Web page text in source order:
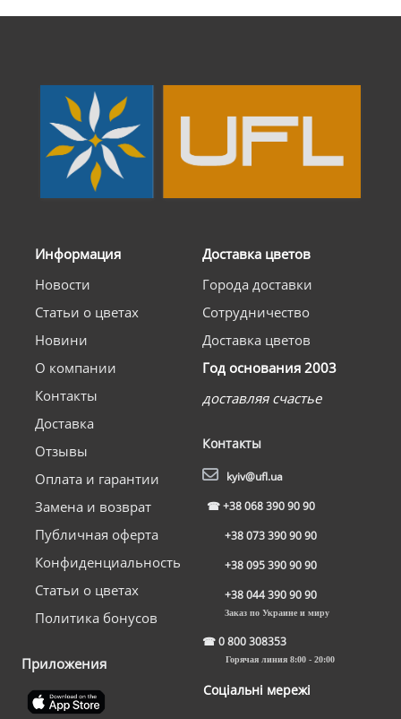
Информация
Новости
Статьи о цветах
Новини
О компании
Контакты
Доставка
Отзывы
Оплата и гарантии
Замена и возврат
Публичная оферта
Конфиденциальность
Статьи о цветах
Политика бонусов
Приложения
Доставка цветов
Города доставки
Сотрудничество
Доставка цветов
Год основания 2003
доставляя счастье
Контакты
kyiv@ufl.ua
☎+38 068 390 90 90
+38 073 390 90 90
+38 095 390 90 90
+38 044 390 90 90
Заказ по Украине и миру
☎0 800 308353
Горячая линия 8:00 - 20:00
Соціальні мережі